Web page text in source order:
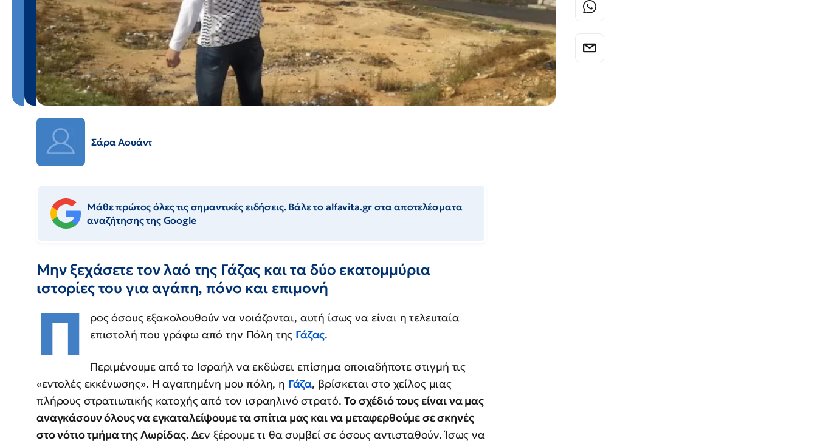
Σάρα Αουάντ
Μάθε πρώτος όλες τις σημαντικές ειδήσεις. Βάλε το alfavita.gr στα αποτελέσματα
αναζήτησης της Google
Μην ξεχάσετε τον λαό της Γάζας και τα δύο εκατομμύρια
ιστορίες του για αγάπη, πόνο και επιμονή
Π
ρος όσους εξακολουθούν να νοιάζονται, αυτή ίσως να είναι η τελευταία
επιστολή που γράφω από την Πόλη της Γάζας.
Περιμένουμε από το Ισραήλ να εκδώσει επίσημα οποιαδήποτε στιγμή τις
«εντολές εκκένωσης». Η αγαπημένη μου πόλη, η Γάζα, βρίσκεται στο χείλος μιας
πλήρους στρατιωτικής κατοχής από τον ισραηλινό στρατό.Το σχέδιό τους είναι να μας
αναγκάσουν όλους να εγκαταλείψουμε τα σπίτια μας και να μεταφερθούμε σε σκηνές
στο νότιο τμήμα της Λωρίδας. Δεν ξέρουμε τι θα συμβεί σε όσους αντισταθούν. Ίσως να